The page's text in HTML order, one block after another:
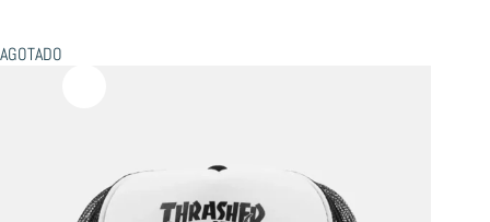
AGOTADO